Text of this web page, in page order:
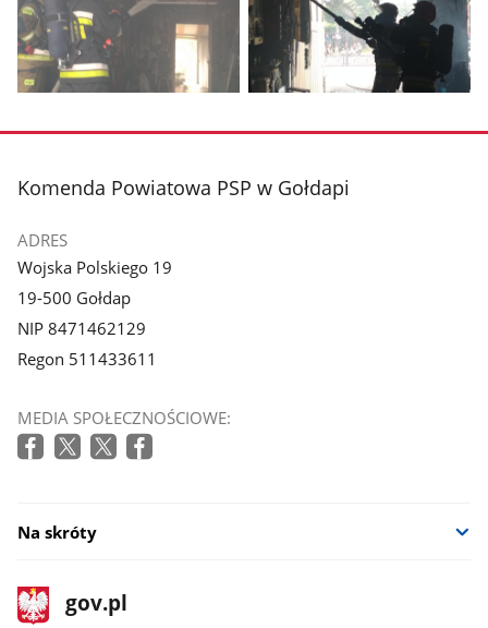
zdjęcie
galerii.
zdjęcie
galerii.
stopka
Komenda Powiatowa PSP w Gołdapi
ADRES
Wojska Polskiego 19
19-500 Gołdap
NIP 8471462129
Regon 511433611
MEDIA SPOŁECZNOŚCIOWE:
Na skróty
stopka
gov.pl
Strona
gov.pl